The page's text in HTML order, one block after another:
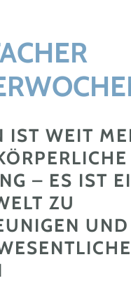
IST WEIT
– ES IST
ZU